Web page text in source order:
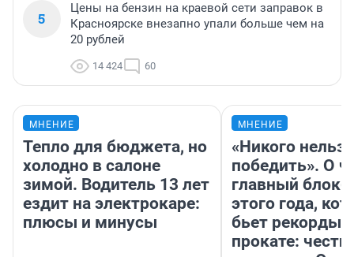
5
Цены на бензин на краевой сети заправок в
Красноярске внезапно упали больше чем на
20 рублей
14 424 60
МНЕНИЕ
Тепло для бюджета, но
холодно в салоне
зимой. Водитель 13 лет
ездит на электрокаре:
плюсы и минусы
МНЕНИЕ
«Никого нельзя
победить». О
главный
этого года,
бьет рекорды в
прокате: